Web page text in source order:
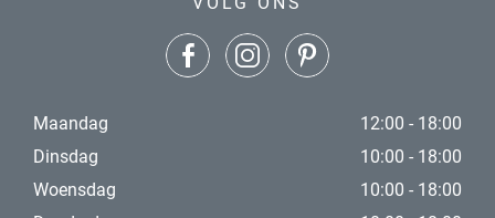
Maandag
12:00 - 18:00
Dinsdag
10:00 - 18:00
Woensdag
10:00 - 18:00